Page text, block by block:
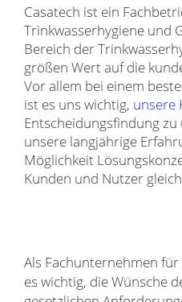
Casatech ist ein
Trinkwasserhygiene und
Bereich der
größen Wert auf die
Vor allem bei einem
ist es uns wichtig, unsere
Entscheidungsfindung
unsere langjährige
Möglichkeit
Kunden und Nutzer
Als Fachunternehmen
es wichtig, die Wünsche